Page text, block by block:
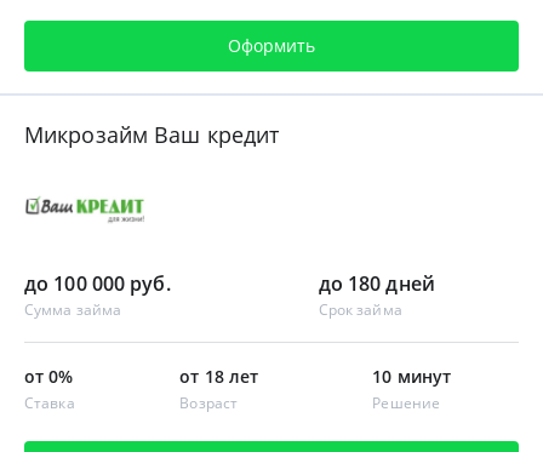
Оформить
Микрозайм Ваш кредит
до 100 000 руб.
Сумма займа
до 180 дней
Срок займа
от 0%
Ставка
от 18 лет
Возраст
10 минут
Решение